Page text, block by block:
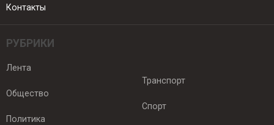
Контакты
РУБРИКИ
Лента
Общество
Политика
Транспорт
Спорт